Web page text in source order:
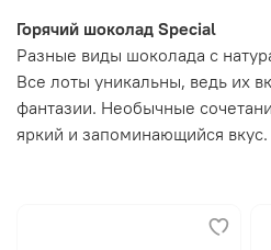
Горячий шоколад Special
Разные виды шоколада с
Все лоты уникальны, ведь их
фантазии. Необычные
яркий и запоминающийся вкус.